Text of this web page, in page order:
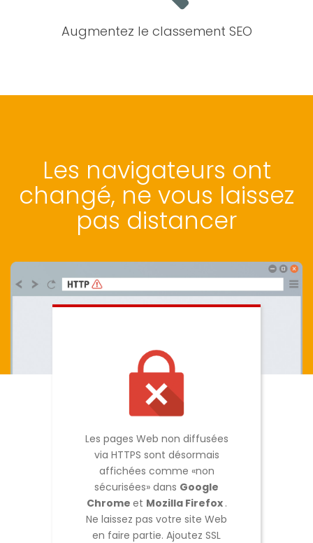
Augmentez le classement SEO
Les navigateurs ont
changé, ne vous laissez
pas distancer
Les pages Web non diffusées
via HTTPS sont désormais
affichées comme «non
sécurisées» dans Google
Chrome et Mozilla Firefox .
Ne laissez pas votre site Web
en faire partie. Ajoutez SSL